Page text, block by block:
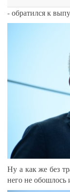
- обратился к
Ну а как же без
него не обошлось